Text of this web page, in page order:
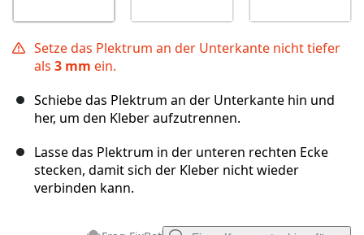
Setze das Plektrum an der Unterkante nicht tiefer
als 3 mm ein.
Schiebe das Plektrum an der Unterkante hin und
her, um den Kleber aufzutrennen.
Lasse das Plektrum in der unteren rechten Ecke
stecken, damit sich der Kleber nicht wieder
verbinden kann.